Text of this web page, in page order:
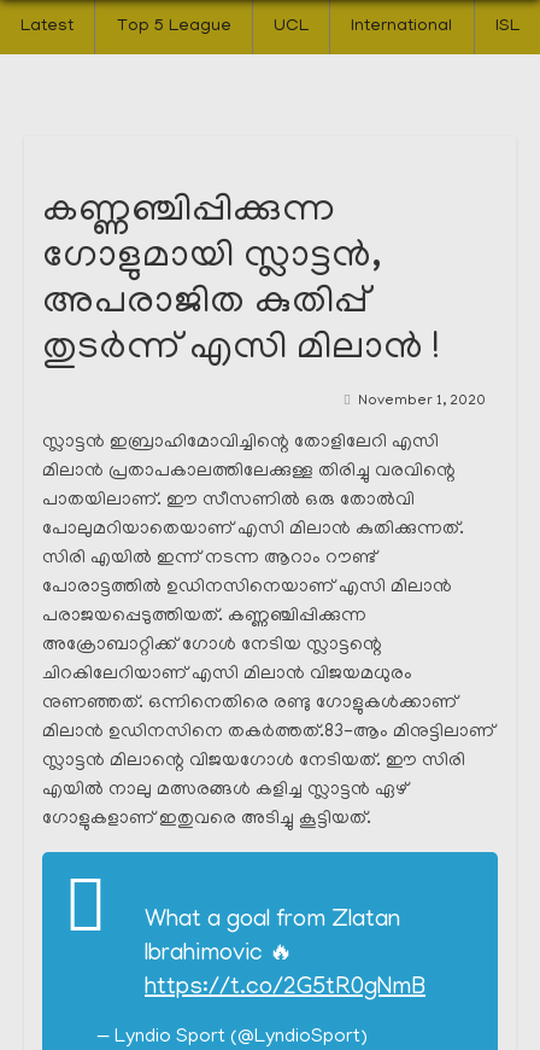
Latest Top 5 League UCL International ISL
കണ്ണഞ്ചിപ്പിക്കുന്ന
ഗോളുമായി സ്ലാട്ടൻ,
അപരാജിത കുതിപ്പ്
തുടർന്ന് എസി മിലാൻ !
November 1, 2020
സ്ലാട്ടൻ ഇബ്രാഹിമോവിച്ചിന്റെ തോളിലേറി എസി
മിലാൻ പ്രതാപകാലത്തിലേക്കുള്ള തിരിച്ചു വരവിന്റെ
പാതയിലാണ്. ഈ സീസണിൽ ഒരു തോൽവി
പോലുമറിയാതെയാണ് എസി മിലാൻ കുതിക്കുന്നത്.
സിരി എയിൽ ഇന്ന് നടന്ന ആറാം റൗണ്ട്
പോരാട്ടത്തിൽ ഉഡിനസിനെയാണ് എസി മിലാൻ
പരാജയപ്പെടുത്തിയത്. കണ്ണഞ്ചിപ്പിക്കുന്ന
അക്രോബാറ്റിക്ക് ഗോൾ നേടിയ സ്ലാട്ടന്റെ
ചിറകിലേറിയാണ് എസി മിലാൻ വിജയമധുരം
നുണഞ്ഞത്. ഒന്നിനെതിരെ രണ്ടു ഗോളുകൾക്കാണ്
മിലാൻ ഉഡിനസിനെ തകർത്തത്.83-ആം മിനുട്ടിലാണ്
സ്ലാട്ടൻ മിലാന്റെ വിജയഗോൾ നേടിയത്. ഈ സിരി
എയിൽ നാലു മത്സരങ്ങൾ കളിച്ച സ്ലാട്ടൻ ഏഴ്
ഗോളുകളാണ് ഇതുവരെ അടിച്ചു കൂട്ടിയത്.
What a goal from Zlatan
Ibrahimovic 🔥
https://t.co/2G5tR0gNmB
— Lyndio Sport (@LyndioSport)